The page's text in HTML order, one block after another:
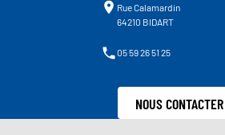
Rue Calamardin
64210 BIDART
05 59 26 51 25
NOUS CONTACTER